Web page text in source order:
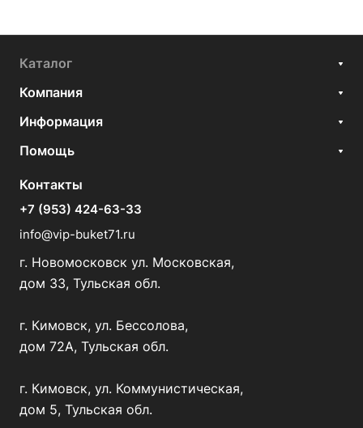
Каталог
Компания
Информация
Помощь
Контакты
+7 (953) 424-63-33
info@vip-buket71.ru
г. Новомосковск ул. Московская,
дом 33, Тульская обл.
г. Кимовск, ул. Бессолова,
дом 72А, Тульская обл.
г. Кимовск, ул. Коммунистическая,
дом 5, Тульская обл.